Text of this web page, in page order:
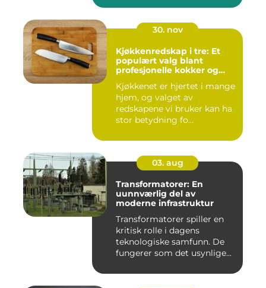
30. nov
Kjøkkenredskap i tre: Et
populært valg blant
profesjonelle kokker og
Kjøkkenet er hjertet i mange
hjem, og valget av
redskapene vi bruker kan ha
stor betydning fo...
03. aug
Transformatorer: En
uunnværlig del av
moderne infrastruktur
Transformatorer spiller en
kritisk rolle i dagens
teknologiske samfunn. De
fungerer som det usynlige...